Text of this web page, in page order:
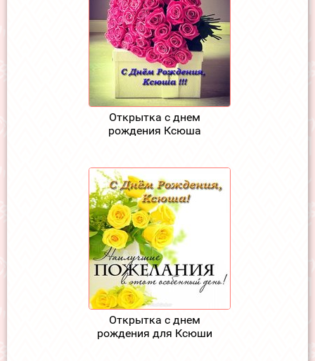
Открытка с днем
рождения Ксюша
Открытка с днем
рождения для Ксюши